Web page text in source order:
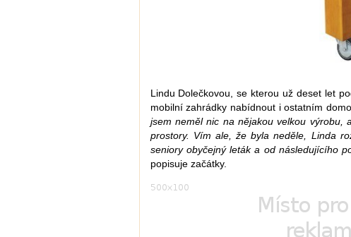
Lindu Dolečkovou, se kterou už deset let
mobilní zahrádky nabídnout i ostatním
jsem neměl nic na nějakou velkou výrobu,
prostory. Vím ale, že byla neděle, Linda
seniory obyčejný leták a od následujícího
popisuje začátky.